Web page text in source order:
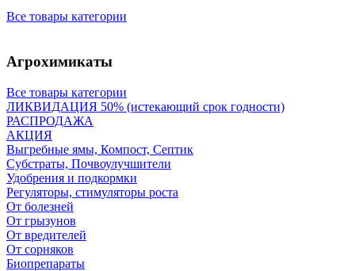
Все товары категории
Агрохимикаты
Все товары категории
ЛИКВИДАЦИЯ 50% (истекающий срок годности)
РАСПРОДАЖА
АКЦИЯ
Выгребные ямы, Компост, Септик
Субстраты, Почвоулучшители
Удобрения и подкормки
Регуляторы, стимуляторы роста
От болезней
От грызунов
От вредителей
От сорняков
Биопрепараты